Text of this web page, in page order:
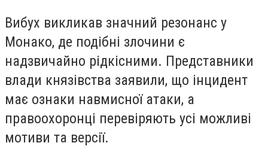
Вибух викликав значний резонанс у
Монако, де подібні злочини є
надзвичайно рідкісними. Представники
влади князівства заявили, що інцидент
має ознаки навмисної атаки, а
правоохоронці перевіряють усі можливі
мотиви та версії.